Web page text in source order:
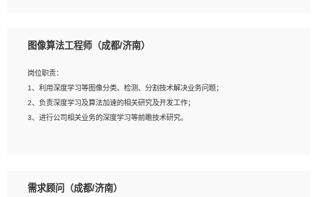
研发管理流程建设经验；
种常用框架和技术Springboot、Shiro、springcloud等；熟悉Linux常用命令和了解
常用脚本语言，较丰富的线上系统运维经验，复杂问题排查思路清晰。
相关的解决方案，包括视频分析、图像识别、NLP、OCR、机器学习等；
AI算法框架，对人脸识别、目标检测、图像识别、OCR、NLP等AI算法有深刻理
解。具有AI平台级产品/解决方案从业经验者优先。具有大数据技术背景者优先；
6、具备良好的客户意识与沟通能力，善于学习思考、创新与团队协作，认真负责、
执行力与抗压力强。
图像算法工程师（成都/济南）
岗位职责：
1、利用深度学习等图像分类、检测、分割技术解决业务问题；
2、负责深度学习及算法加速的相关研究及开发工作；
3、进行公司相关业务的深度学习等前瞻技术研究。
2、2年以上图像处理开发经验，熟悉python和spark开发；
需求顾问（成都/济南）